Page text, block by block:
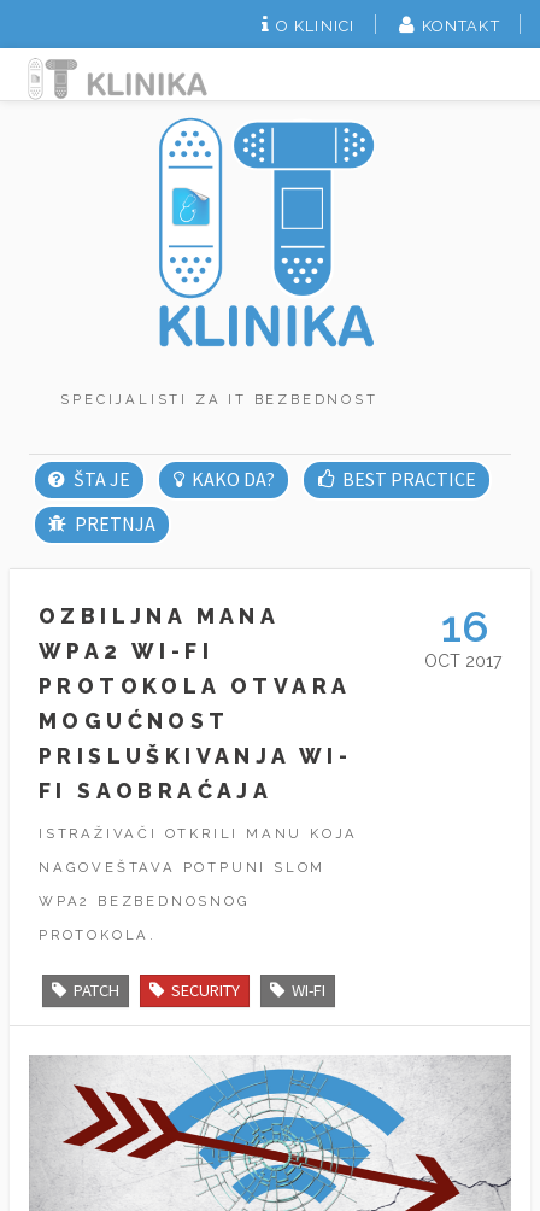
O KLINICI KONTAKT
ŠTA JE KAKO DA?
BEST PRACTICE
PRETNJA
OZBILJNA MANA
WPA2 WI-FI
PROTOKOLA OTVARA
MOGUĆNOST
PRISLUŠKIVANJA WI-
FI SAOBRAĆAJA
ISTRAŽIVAČI OTKRILI MANU KOJA
NAGOVEŠTAVA POTPUNI SLOM
WPA2 BEZBEDNOSNOG
PROTOKOLA.
PATCH SECURITY WI-FI
16
OCT 2017
SPECIJALISTI ZA IT BEZBEDNOST